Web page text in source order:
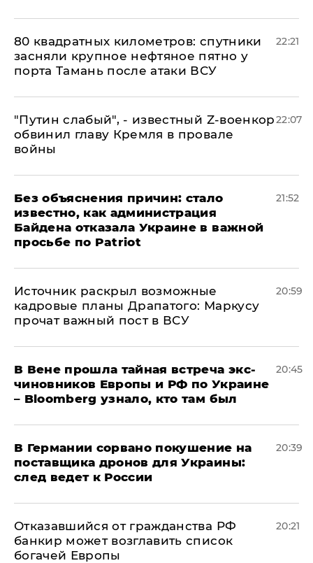
80 квадратных километров: спутники
засняли крупное нефтяное пятно у
порта Тамань после атаки ВСУ
22:21
​"Путин слабый", - известный Z-военкор
обвинил главу Кремля в провале
войны
22:07
Без объяснения причин: стало
известно, как администрация
Байдена отказала Украине в важной
просьбе по Patriot
21:52
​Источник раскрыл возможные
кадровые планы Драпатого: Маркусу
прочат важный пост в ВСУ
20:59
В Вене прошла тайная встреча экс-
чиновников Европы и РФ по Украине
– Bloomberg узнало, кто там был
20:45
​В Германии сорвано покушение на
поставщика дронов для Украины:
след ведет к России
20:39
Отказавшийся от гражданства РФ
банкир может возглавить список
богачей Европы
20:21